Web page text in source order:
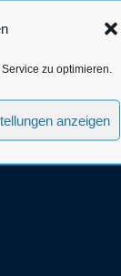
zu optimieren.
anzeigen